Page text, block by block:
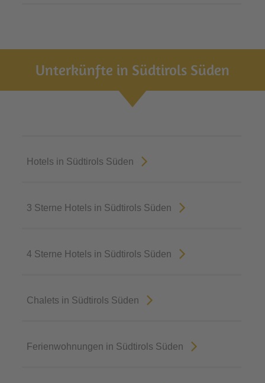
Unterkünfte in Südtirols Süden
Hotels in Südtirols Süden
3 Sterne Hotels in Südtirols Süden
4 Sterne Hotels in Südtirols Süden
Chalets in Südtirols Süden
Ferienwohnungen in Südtirols Süden